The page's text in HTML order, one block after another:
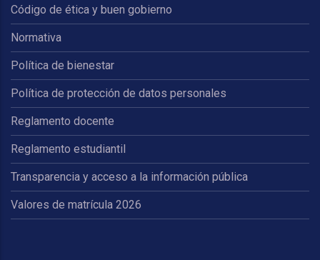
Código de ética y buen gobierno
Normativa
Política de bienestar
Política de protección de datos personales
Reglamento docente
Reglamento estudiantil
Transparencia y acceso a la información pública
Valores de matrícula 2026